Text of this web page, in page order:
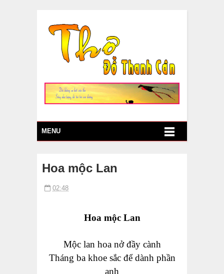
MENU
Hoa mộc Lan
02:48
Hoa mộc Lan
Mộc lan hoa nở đầy cành
Tháng ba khoe sắc để dành phần
anh